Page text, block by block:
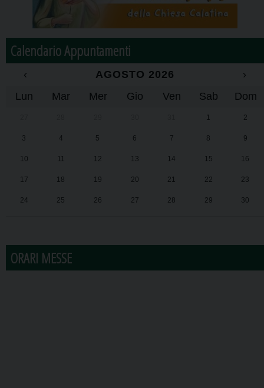
Calendario Appuntamenti
‹ AGOSTO 2026
›
Lun
Mar Mer Gio Ven Sab Dom
1 2
3 4 5 6 7 8 9
10 11 12 13 14 15 16
17 18 19 20 21 22 23
24 25 26 27 28 29 30
ORARI MESSE